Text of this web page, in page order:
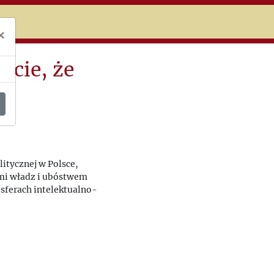
że
w Polsce,
władz i ubóstwem
sferach intelektualno-